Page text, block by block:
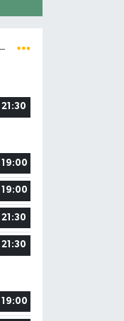
21:30
19:00
19:00
21:30
21:30
19:00